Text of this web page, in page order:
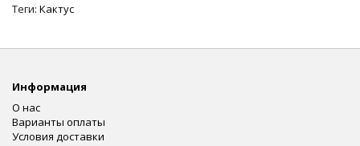
Теги: Кактус
Информация
О нас
Варианты оплаты
Условия доставки